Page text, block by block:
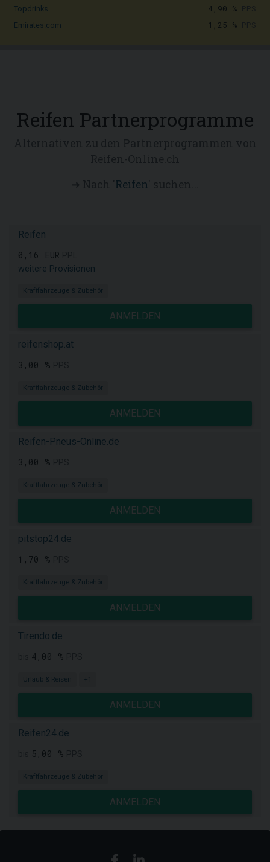
Topdrinks 4,90 %
Emirates.com 1,25 %
Reifen Partnerprogramme
Reifen
Reifen
0,16 EUR
weitere Provisionen
Kraftfahrzeuge & Zubehör
ANMELDEN
reifenshop.at
3,00 %
Kraftfahrzeuge & Zubehör
ANMELDEN
Reifen-Pneus-Online.de
3,00 %
Kraftfahrzeuge & Zubehör
ANMELDEN
pitstop24.de
1,70 %
Kraftfahrzeuge & Zubehör
ANMELDEN
Tirendo.de
4,00 %
Urlaub & Reisen +1
ANMELDEN
Reifen24.de
5,00 %
Kraftfahrzeuge & Zubehör
ANMELDEN